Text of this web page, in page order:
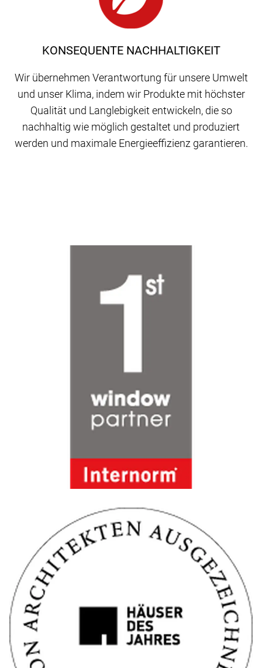
KONSEQUENTE NACHHALTIGKEIT
Wir übernehmen Verantwortung für unsere Umwelt
und unser Klima, indem wir Produkte mit höchster
Qualität und Langlebigkeit entwickeln, die so
nachhaltig wie möglich gestaltet und produziert
werden und maximale Energieeffizienz garantieren.